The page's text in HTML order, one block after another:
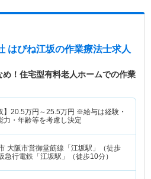
はぴね江坂の作業療法士求人
め！住宅型有料老人ホームでの作業
20.5万円～25.5万円 ※給与は経験・
力・年齢等を考慮し決定
大阪市営御堂筋線「江坂駅」（徒歩
急行電鉄「江坂駅」（徒歩10分）